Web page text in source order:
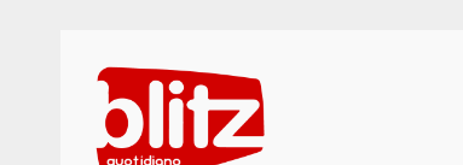
content